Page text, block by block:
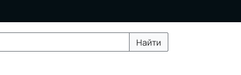
Найти